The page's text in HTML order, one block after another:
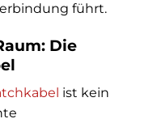
führt.
Die
ist kein